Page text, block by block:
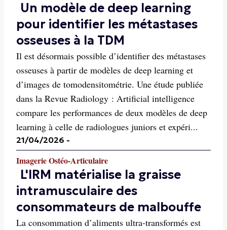
Un modèle de deep learning
pour identifier les métastases
osseuses à la TDM
Il est désormais possible d’identifier des métastases
osseuses à partir de modèles de deep learning et
d’images de tomodensitométrie. Une étude publiée
dans la Revue Radiology : Artificial intelligence
compare les performances de deux modèles de deep
learning à celle de radiologues juniors et expéri...
21/04/2026 -
Imagerie Ostéo-Articulaire
L'IRM matérialise la graisse
intramusculaire des
consommateurs de malbouffe
La consommation d’aliments ultra-transformés est